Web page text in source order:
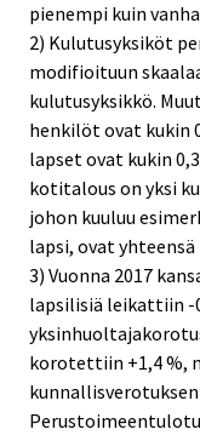
pienempi kuin
2) Kulutusyksiköt
modifioituun
kulutusyksikkö.
henkilöt ovat kukin
lapset ovat kukin
kotitalous on yksi
johon kuuluu
lapsi, ovat
3) Vuonna 2017
lapsilisiä leikattiin -
korotettiin +1,4 %,
kunnallisverotuksen